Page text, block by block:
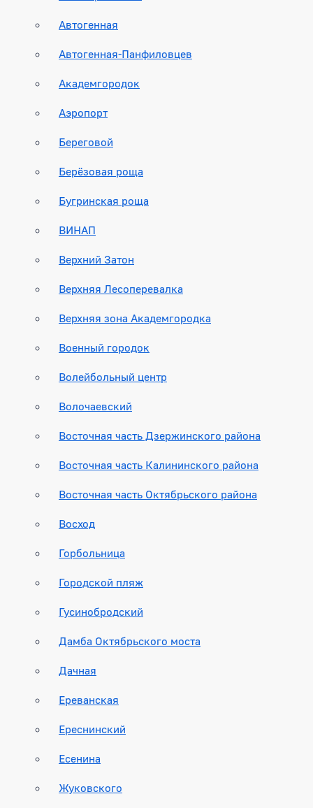
Автогенная
Автогенная-Панфиловцев
Академгородок
Аэропорт
Береговой
Берёзовая роща
Бугринская роща
ВИНАП
Верхний Затон
Верхняя Лесоперевалка
Верхняя зона Академгородка
Военный городок
Волейбольный центр
Волочаевский
Восточная часть Дзержинского района
Восточная часть Калининского района
Восточная часть Октябрьского района
Восход
Горбольница
Городской пляж
Гусинобродский
Дамба Октябрьского моста
Дачная
Ереванская
Ереснинский
Есенина
Жуковского